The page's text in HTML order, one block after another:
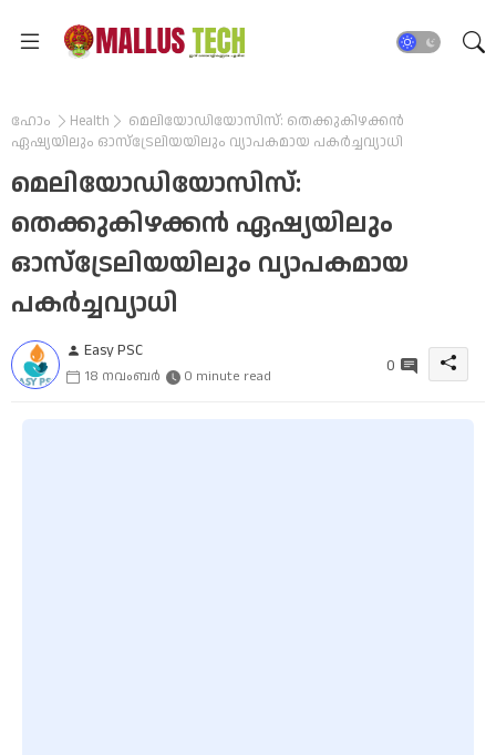
ഹോം Health
മെലിയോഡിയോസിസ്: തെക്കുകിഴക്കൻ
ഏഷ്യയിലും ഓസ്‌ട്രേലിയയിലും വ്യാപകമായ പകർച്ചവ്യാധി
മെലിയോഡിയോസിസ്:
തെക്കുകിഴക്കൻ ഏഷ്യയിലും
ഓസ്‌ട്രേലിയയിലും വ്യാപകമായ
പകർച്ചവ്യാധി
Easy PSC
18 നവംബർ 0 minute read 0